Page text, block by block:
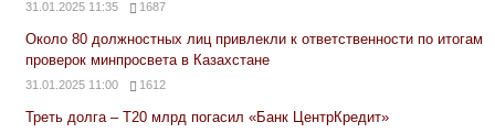
31.01.2025 11:35 1687
Около 80 должностных лиц привлекли к ответственности по итогам
проверок минпросвета в Казахстане
31.01.2025 11:00 1612
Треть долга – Т20 млрд погасил «Банк ЦентрКредит»